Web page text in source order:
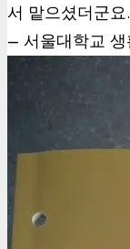
서 맡으셨더군요.
– 서울대학교